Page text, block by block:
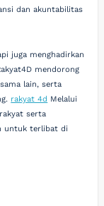
dan akuntabilitas
juga menghadirkan
mendorong
lain, serta
rakyat 4d Melalui
serta
untuk terlibat di